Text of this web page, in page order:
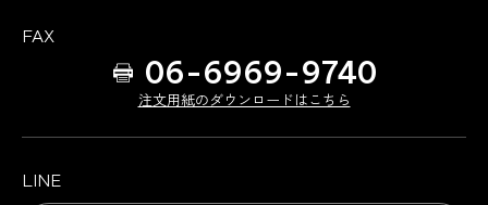
FAX
06-6969-9740
注文用紙のダウンロードはこちら
LINE